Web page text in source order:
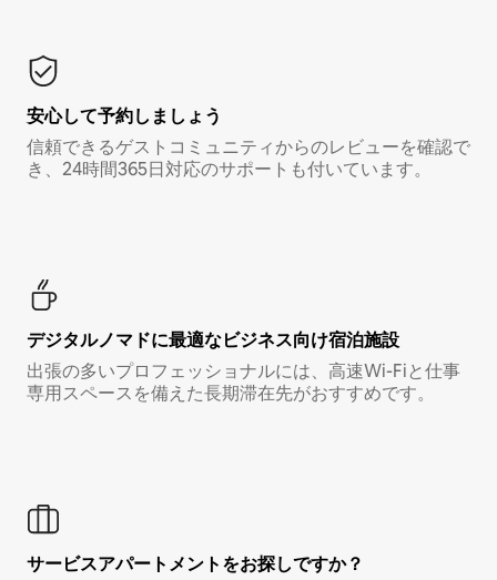
安心して予約しましょう
信頼できるゲストコミュニティからのレビューを確認で
き、24時間365日対応のサポートも付いています。
デジタルノマド⁠に最⁠適⁠なビ⁠ジ⁠ネ⁠ス⁠向⁠け宿⁠泊⁠施⁠設
出張の多いプロフェッショナルには、高速Wi-Fiと仕事
専用スペースを備えた長期滞在先がおすすめです。
サービスアパートメントをお探しですか？